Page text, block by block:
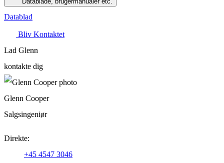
Datablad
Bliv Kontaktet
Lad Glenn
kontakte dig
Glenn Cooper
Salgsingeniør
Direkte:
+45 4547 3046